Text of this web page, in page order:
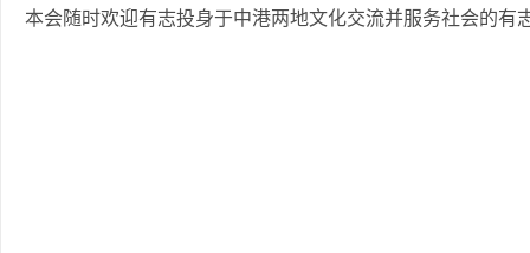
本会随时欢迎有志投身于中港两地文化交流并服务社会的有